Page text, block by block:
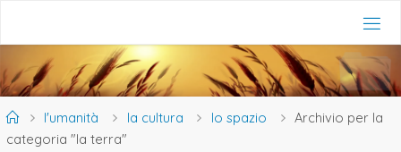
contenuto
C
AR
TE
LL
Homel'umanità la cultura lo spazio
Archivio per la
categoria "la terra"